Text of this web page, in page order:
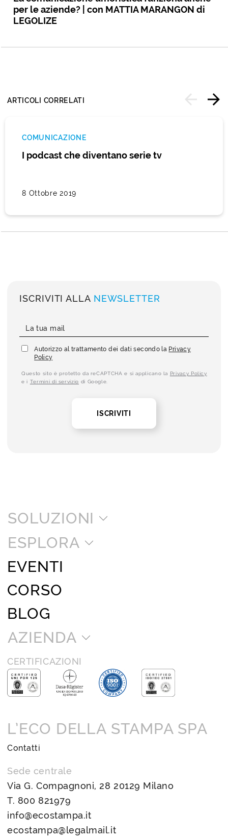
per le aziende? | con MATTIA MARANGON di
LEGOLIZE
ARTICOLI CORRELATI
COMUNICAZIONE
I podcast che diventano serie tv
8 Ottobre 2019
ISCRIVITI ALLA NEWSLETTER
Autorizzo al trattamento dei dati secondo la Privacy
Policy
Questo sito è protetto da reCAPTCHA e si applicano la Privacy Policy
e i Termini di servizio di Google.
ISCRIVITI
SOLUZIONI
ESPLORA
EVENTI
CORSO
BLOG
AZIENDA
CERTIFICAZIONI
L’ECO DELLA STAMPA SPA
Contatti
Sede centrale
Via G. Compagnoni, 28 20129 Milano
T. 800 821979
info@ecostampa.it
ecostampa@legalmail.it